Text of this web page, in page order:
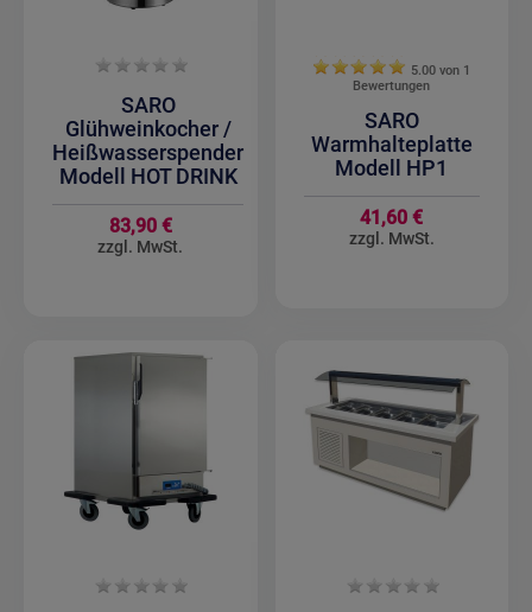
SARO
Glühweinkocher /
Heißwasserspender
Modell HOT DRINK
83,90 €
5.00 von 1
Bewertungen
SARO
Warmhalteplatte
Modell HP1
41,60 €